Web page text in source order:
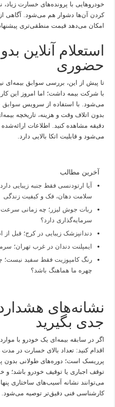
خودروهایی با پرونده‌های خسارت زیاد،
کردن آن‌ها دشوار هم می‌شود. آگاهی
امکان می‌دهد قیمت منطقی‌تری
استعلام آنلاین
حضوری
تا پیش از این، بررسی سوابق بیمه‌ای
با شرکت بیمه داشت؛ اما امروز این
می‌شود. با استفاده از سرویس سوابق
بدون اتلاف وقت و هزینه، تاریخچه
دقیقه مشاهده کنید. اطلاعات
می‌شود و قابلیت اتکا بالایی دارد.
آخرین مطالب
آیا ارتودنسی فقط جنبه زیبایی
سلامت دهان، فک و کیفیت زندگی
ربات جوش لیزر؛ چه زمانی سرعت
سرمایه‌گذاری دارد؟
دندانپزشک زیبایی در کرج؛ قبل از
ایمپلنت دندان در غرب تهران؛
رنگ کامپوزیت فقط سفید نیست؛
چهره ما هماهنگ باشد؟
نشانه‌های
جدی بگیرید
اگر در سابقه بیمه‌ای یک خودرو با
اقدام کنید: تعداد بالای خسارت در
پرریسک است؛ دوره‌های طولانی بدون
توقف اجباری یا توقیف خودرو باشد؛ و
می‌توانند نشانه آسیب‌های ساختاری
کارشناسی فنی دقیق‌تر توصیه می‌شود.